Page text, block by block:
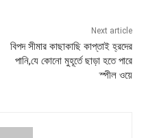
Next article
বিপদ সীমার কাছাকাছি কাপ্তাই হ্রদের
পানি,যে কোনো মুহূর্তে ছাড়া হতে পারে
স্পীল ওয়ে